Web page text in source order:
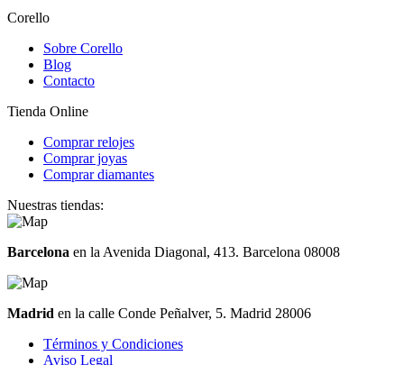
Corello
Sobre Corello
Blog
Contacto
Tienda Online
Comprar relojes
Comprar joyas
Comprar diamantes
Nuestras tiendas:
Barcelona en la Avenida Diagonal, 413. Barcelona 08008
Madrid en la calle Conde Peñalver, 5. Madrid 28006
Términos y Condiciones
Aviso Legal